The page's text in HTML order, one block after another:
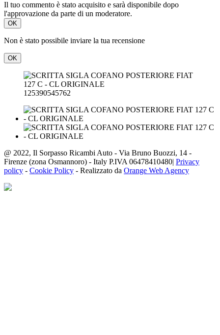
Il tuo commento è stato acquisito e sarà disponibile dopo
l'approvazione da parte di un moderatore.
OK
Non è stato possibile inviare la tua recensione
OK
125390545762
@ 2022, Il Sorpasso Ricambi Auto - Via Bruno Buozzi, 14 -
Firenze (zona Osmannoro) - Italy P.IVA 06478410480| Privacy
policy - Cookie Policy - Realizzato da Orange Web Agency